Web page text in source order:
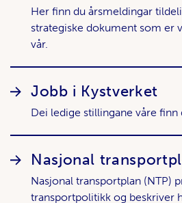
Her finn du årsmeldingar
strategiske dokument som er
vår.
Jobb i Kystverket
Dei ledige stillingane våre finn
Nasjonal
Nasjonal transportplan (NTP)
transportpolitikk og beskriver